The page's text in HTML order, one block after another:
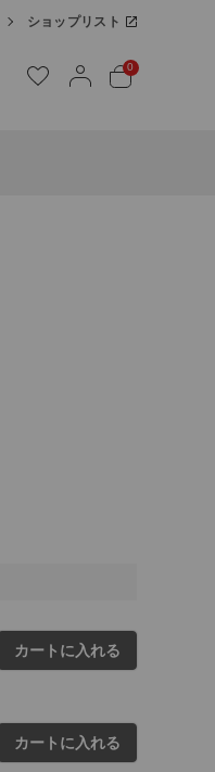
ショップリスト
0
カートに入れる
カートに入れる